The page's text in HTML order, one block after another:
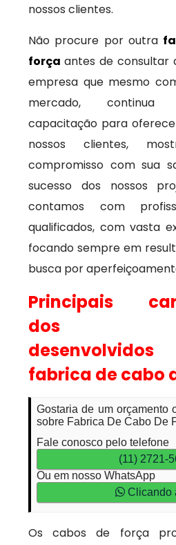
nossos clientes.
Não procure por outra
forçaantes de consultar
empresa que mesmo
mercado, continua
capacitação para
nossos clientes,
compromisso com sua
sucesso dos nossos
contamos com
qualificados, com vasta
focando sempre em
busca por
Principais
dos
fabrica de cabo
Gostaria de um orçamento
sobre Fabrica De Cabo De
Fale conosco pelo telefone
(11) 2721-
Ou em nosso WhatsApp
Clicando
Os cabos de força